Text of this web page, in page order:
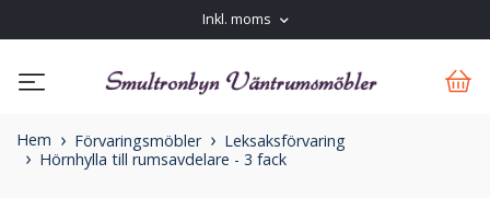
Inkl. moms
Hem Förvaringsmöbler
Leksaksförvaring
Hörnhylla till rumsavdelare - 3 fack